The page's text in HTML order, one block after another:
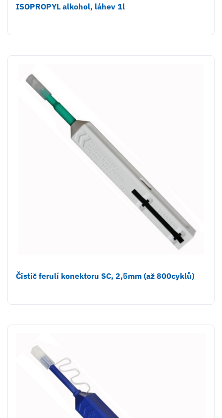
ISOPROPYL alkohol, láhev 1l
Čistič ferulí konektoru SC, 2,5mm (až 800cyklů)